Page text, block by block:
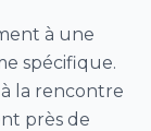
à une
spécifique.
la rencontre
près de